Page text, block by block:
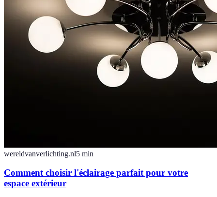
wereldvanverlichting.nl5 min
Comment choisir l'éclairage parfait pour votre
espace extérieur